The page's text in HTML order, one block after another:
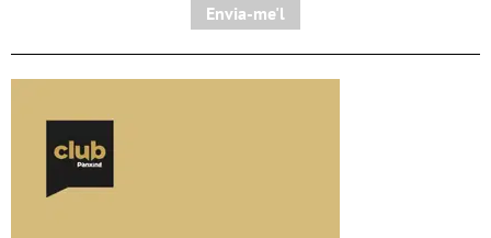
Envia-me'l